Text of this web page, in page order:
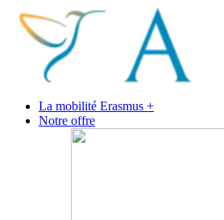
La mobilité Erasmus +
Notre offre